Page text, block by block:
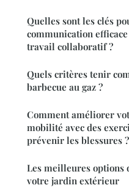
Quelles sont les clés
communication
travail collaboratif ?
Quels critères tenir
barbecue au gaz ?
Comment améliorer
mobilité avec des
prévenir les blessures ?
Les meilleures options
votre jardin extérieur